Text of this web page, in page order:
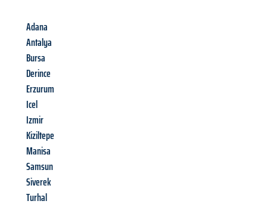
Adana
Antalya
Bursa
Derince
Erzurum
Icel
Izmir
Kiziltepe
Manisa
Samsun
Siverek
Turhal